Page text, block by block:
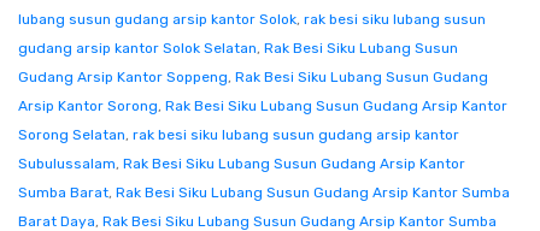
lubang susun gudang arsip kantor Solok, rak besi siku lubang susun
gudang arsip kantor Solok Selatan, Rak Besi Siku Lubang Susun
Gudang Arsip Kantor Soppeng, Rak Besi Siku Lubang Susun Gudang
Arsip Kantor Sorong, Rak Besi Siku Lubang Susun Gudang Arsip Kantor
Sorong Selatan, rak besi siku lubang susun gudang arsip kantor
Subulussalam, Rak Besi Siku Lubang Susun Gudang Arsip Kantor
Sumba Barat, Rak Besi Siku Lubang Susun Gudang Arsip Kantor Sumba
Barat Daya, Rak Besi Siku Lubang Susun Gudang Arsip Kantor Sumba